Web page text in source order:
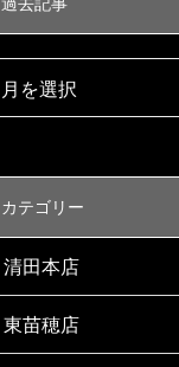
月を選択
カテゴリー
清田本店
東苗穂店